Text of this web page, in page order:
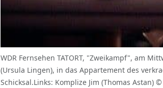
WDR Fernsehen TATORT, "Zweikampf", am
(Ursula Lingen), in das Appartement des
Schicksal.Links: Komplize Jim (Thomas